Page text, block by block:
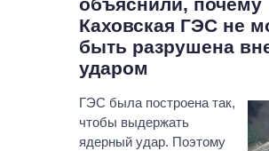
объяснили, почему
Каховская ГЭС не
быть разрушена
ударом
ГЭС была построена так,
чтобы выдержать
ядерный удар. Поэтому